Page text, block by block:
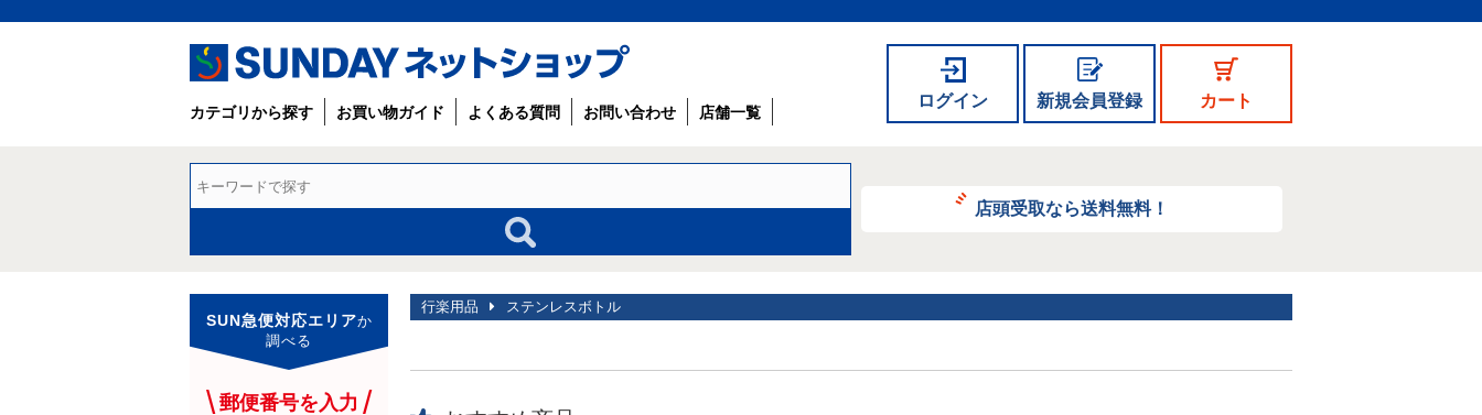
ログイン 新規会員登録 カート
カテゴリから探す お買い物ガイド よくある質問 お問い合わせ 店舗一覧
店頭受取なら送料無料！
行楽用品 ステンレスボトル
SUN急便対応エリアか
調べる
郵便番号を入力